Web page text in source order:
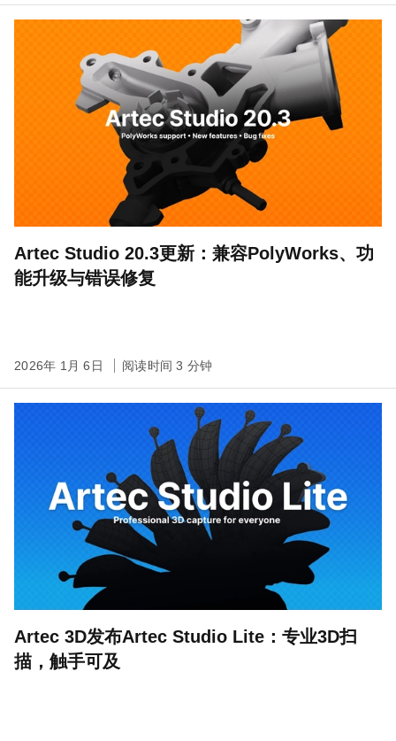
Artec Studio 20.3更新：兼容PolyWorks、功
能升级与错误修复
2026年 1月 6日 阅读时间 3 分钟
Artec 3D发布Artec Studio Lite：专业3D扫
描，触手可及